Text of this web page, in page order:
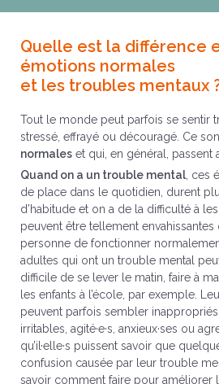
Quelle est la différence
émotions normales
et les troubles mentaux
Tout le monde peut parfois se sentir
stressé, effrayé ou découragé. Ce
normales et qui, en général, passent
Quand on a un trouble mental , ces
de place dans le quotidien, durent
d’habitude et on a de la difficulté à
peuvent être tellement envahissantes
personne de fonctionner
adultes qui ont un trouble mental
difficile de se lever le matin, faire à
les enfants à l’école, par exemple.
peuvent parfois sembler inappropriés
irritables, agité·e·s, anxieux·ses ou
qu’il·elle·s puissent savoir que
confusion causée par leur trouble
savoir comment faire pour améliorer